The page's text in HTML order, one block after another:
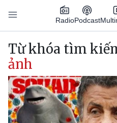
Nhảy đến nội dung
RadioPodcast
Main navigation
Từ khóa tìm
ảnh